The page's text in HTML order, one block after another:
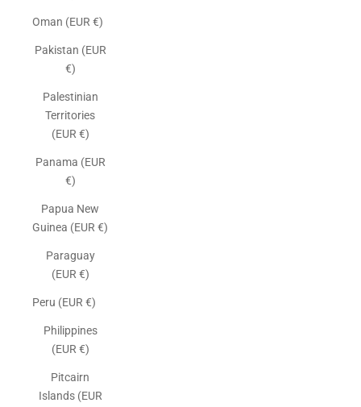
Oman (EUR €)
Pakistan (EUR
€)
Palestinian
Territories
(EUR €)
Panama (EUR
€)
Papua New
Guinea (EUR €)
Paraguay
(EUR €)
Peru (EUR €)
Philippines
(EUR €)
Pitcairn
Islands (EUR